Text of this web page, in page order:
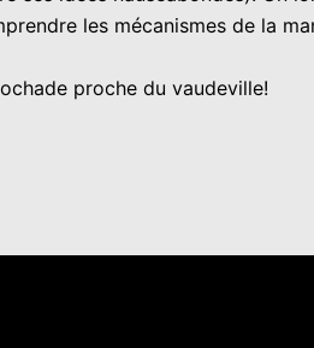
les mécanismes de la
proche du vaudeville!